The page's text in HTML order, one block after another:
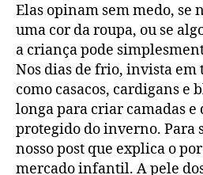
Elas opinam sem medo, se
uma cor da roupa, ou se
a criança pode
Nos dias de frio, invista em
como casacos, cardigans e
longa para criar camadas e
protegido do inverno. Para
nosso post que explica o
mercado infantil. A pele